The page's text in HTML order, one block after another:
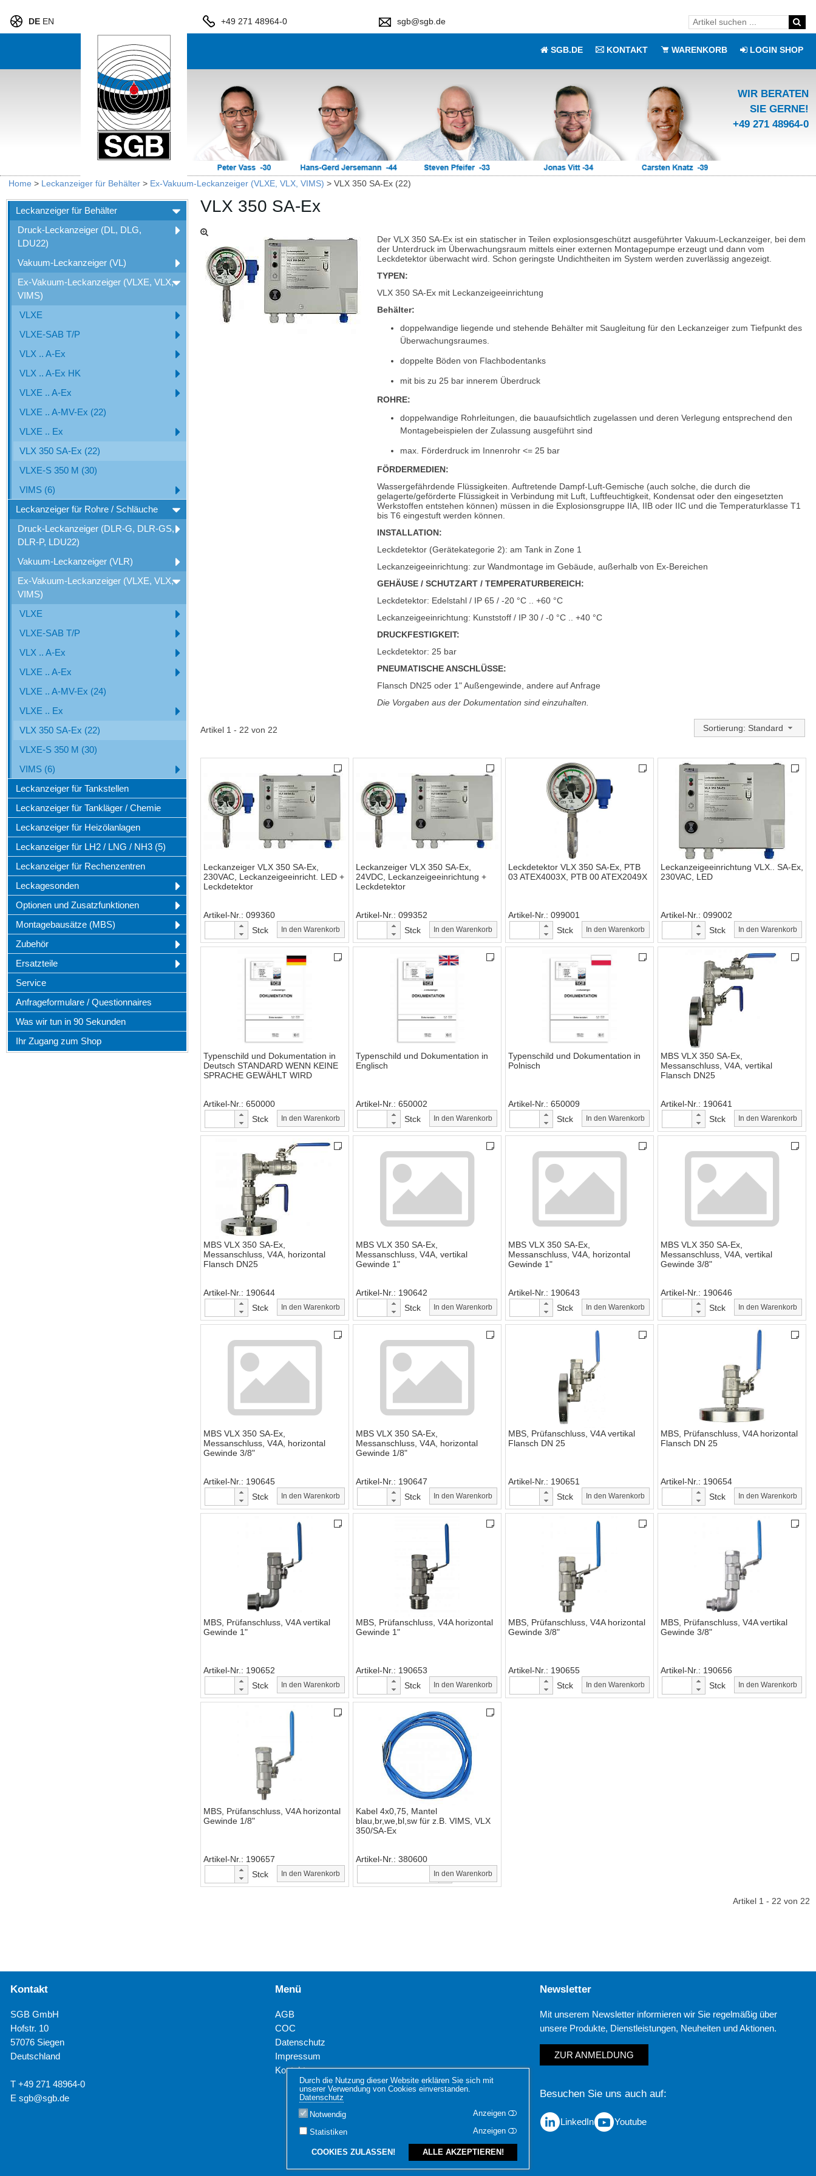
Durch die Nutzung dieser Website erklären Sie sich mit
unserer Verwendung von Cookies einverstanden.
Datenschutz
Notwendig Anzeigen
Statistiken Anzeigen
COOKIES ZULASSEN! ALLE AKZEPTIEREN!
DE EN +49 271 48964-0 sgb@sgb.de
LOGIN SHOP
WARENKORB
KONTAKT
SGB.DE
WIR BERATEN
SIE GERNE!
+49 271 48964-0
Home > Leckanzeiger für Behälter > Ex-Vakuum-Leckanzeiger (VLXE, VLX, VIMS) > VLX 350 SA-Ex (22)
Leckanzeiger für Behälter
Druck-Leckanzeiger (DL, DLG,
LDU22)
Vakuum-Leckanzeiger (VL)
Ex-Vakuum-Leckanzeiger (VLXE, VLX,
VIMS)
VLXE
VLXE-SAB T/P
VLX .. A-Ex
VLX .. A-Ex HK
VLXE .. A-Ex
VLXE .. A-MV-Ex (22)
VLXE .. Ex
VLX 350 SA-Ex (22)
VLXE-S 350 M (30)
VIMS (6)
Leckanzeiger für Rohre / Schläuche
Druck-Leckanzeiger (DLR-G, DLR-GS,
DLR-P, LDU22)
Vakuum-Leckanzeiger (VLR)
Ex-Vakuum-Leckanzeiger (VLXE, VLX,
VIMS)
VLXE
VLXE-SAB T/P
VLX .. A-Ex
VLXE .. A-Ex
VLXE .. A-MV-Ex (24)
VLXE .. Ex
VLX 350 SA-Ex (22)
VLXE-S 350 M (30)
VIMS (6)
Leckanzeiger für Tankstellen
Leckanzeiger für Tankläger / Chemie
Leckanzeiger für Heizölanlagen
Leckanzeiger für LH2 / LNG / NH3 (5)
Leckanzeiger für Rechenzentren
Leckagesonden
Optionen und Zusatzfunktionen
Montagebausätze (MBS)
Zubehör
Ersatzteile
Service
Anfrageformulare / Questionnaires
Was wir tun in 90 Sekunden
Ihr Zugang zum Shop
VLX 350 SA-Ex
Der VLX 350 SA-Ex ist ein statischer in Teilen explosionsgeschützt ausgeführter Vakuum-Leckanzeiger, bei dem
der Unterdruck im Überwachungsraum mittels einer externen Montagepumpe erzeugt und dann vom
Leckdetektor überwacht wird. Schon geringste Undichtheiten im System werden zuverlässig angezeigt.
TYPEN:
VLX 350 SA-Ex mit Leckanzeigeeinrichtung
Behälter:
doppelwandige liegende und stehende Behälter mit Saugleitung für den Leckanzeiger zum Tiefpunkt des
Überwachungsraumes.
doppelte Böden von Flachbodentanks
mit bis zu 25 bar innerem Überdruck
ROHRE:
doppelwandige Rohrleitungen, die bauaufsichtlich zugelassen und deren Verlegung entsprechend den
Montagebeispielen der Zulassung ausgeführt sind
max. Förderdruck im Innenrohr <= 25 bar
FÖRDERMEDIEN:
Wassergefährdende Flüssigkeiten. Auftretende Dampf-Luft-Gemische (auch solche, die durch die
gelagerte/geförderte Flüssigkeit in Verbindung mit Luft, Luftfeuchtigkeit, Kondensat oder den eingesetzten
Werkstoffen entstehen können) müssen in die Explosionsgruppe IIA, IIB oder IIC und die Temperaturklasse T1
bis T6 eingestuft werden können.
INSTALLATION:
Leckdetektor (Gerätekategorie 2): am Tank in Zone 1
Leckanzeigeeinrichtung: zur Wandmontage im Gebäude, außerhalb von Ex-Bereichen
GEHÄUSE / SCHUTZART / TEMPERATURBEREICH:
Leckdetektor: Edelstahl / IP 65 / -20 °C .. +60 °C
Leckanzeigeeinrichtung: Kunststoff / IP 30 / -0 °C .. +40 °C
DRUCKFESTIGKEIT:
Leckdetektor: 25 bar
PNEUMATISCHE ANSCHLÜSSE:
Flansch DN25 oder 1" Außengewinde, andere auf Anfrage
Die Vorgaben aus der Dokumentation sind einzuhalten.
Artikel 1 - 22 von 22 Sortierung: Standard
Leckanzeiger VLX 350 SA-Ex,
230VAC, Leckanzeigeeinricht. LED +
Leckdetektor
Artikel-Nr. 099360
Stck
In den Warenkorb
Leckanzeiger VLX 350 SA-Ex,
24VDC, Leckanzeigeeinrichtung +
Leckdetektor
Artikel-Nr. 099352
Stck
In den Warenkorb
Leckdetektor VLX 350 SA-Ex, PTB
03 ATEX4003X, PTB 00 ATEX2049X
Artikel-Nr. 099001
Stck
In den Warenkorb
Leckanzeigeeinrichtung VLX.. SA-Ex,
230VAC, LED
Artikel-Nr. 099002
Stck
In den Warenkorb
Typenschild und Dokumentation in
Deutsch STANDARD WENN KEINE
SPRACHE GEWÄHLT WIRD
Artikel-Nr. 650000
Stck
In den Warenkorb
Typenschild und Dokumentation in
Englisch
Artikel-Nr. 650002
Stck
In den Warenkorb
Typenschild und Dokumentation in
Polnisch
Artikel-Nr. 650009
Stck
In den Warenkorb
MBS VLX 350 SA-Ex,
Messanschluss, V4A, vertikal
Flansch DN25
Artikel-Nr.
190641
Stck
In den Warenkorb
MBS VLX 350 SA-Ex,
Messanschluss, V4A, horizontal
Flansch DN25
Artikel-Nr.
190644
Stck
In den Warenkorb
MBS VLX 350 SA-Ex,
Messanschluss, V4A, vertikal
Gewinde 1"
Artikel-Nr.
190642
Stck
In den Warenkorb
MBS VLX 350 SA-Ex,
Messanschluss, V4A, horizontal
Gewinde 1"
Artikel-Nr.
190643
Stck
In den Warenkorb
MBS VLX 350 SA-Ex,
Messanschluss, V4A, vertikal
Gewinde 3/8"
Artikel-Nr.
190646
Stck
In den Warenkorb
MBS VLX 350 SA-Ex,
Messanschluss, V4A, horizontal
Gewinde 3/8"
Artikel-Nr.
190645
Stck
In den Warenkorb
MBS VLX 350 SA-Ex,
Messanschluss, V4A, horizontal
Gewinde 1/8"
Artikel-Nr.
190647
Stck
In den Warenkorb
MBS, Prüfanschluss, V4A vertikal
Flansch DN 25
Artikel-Nr.
190651
Stck
In den Warenkorb
MBS, Prüfanschluss, V4A horizontal
Flansch DN 25
Artikel-Nr.
190654
Stck
In den Warenkorb
MBS, Prüfanschluss, V4A vertikal
Gewinde 1"
Artikel-Nr.
190652
Stck
In den Warenkorb
MBS, Prüfanschluss, V4A horizontal
Gewinde 1"
Artikel-Nr.
190653
Stck
In den Warenkorb
MBS, Prüfanschluss, V4A horizontal
Gewinde 3/8"
Artikel-Nr.
190655
Stck
In den Warenkorb
MBS, Prüfanschluss, V4A vertikal
Gewinde 3/8"
Artikel-Nr.
190656
Stck
In den Warenkorb
MBS, Prüfanschluss, V4A horizontal
Gewinde 1/8"
Artikel-Nr.
190657
Stck
In den Warenkorb
Kabel 4x0,75, Mantel
blau,br,we,bl,sw für z.B. VIMS, VLX
350/SA-Ex
Artikel-Nr. 380600
In den Warenkorb
Artikel 1 - 22 von 22
Kontakt
SGB GmbH
Hofstr. 10
57076 Siegen
Deutschland
T +49 271 48964-0
E sgb@sgb.de
Menü
AGB
COC
Datenschutz
Impressum
Kontakt
Newsletter
Mit unserem Newsletter informieren wir Sie regelmäßig über
unsere Produkte, Dienstleistungen, Neuheiten und Aktionen.
ZUR ANMELDUNG
Besuchen Sie uns auch auf
LinkedIn Youtube